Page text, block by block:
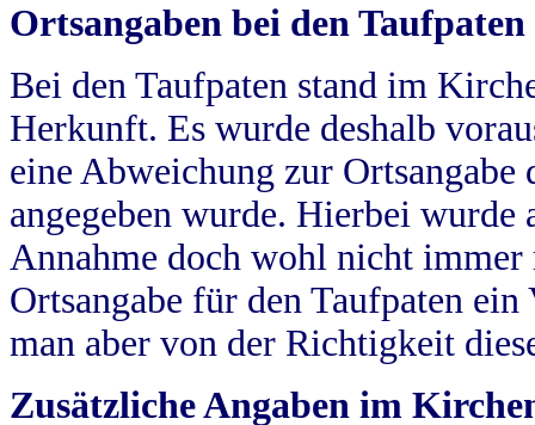
Ortsangaben bei den Taufpaten
Bei den Taufpaten stand im
Herkunft. Es wurde deshalb
eine Abweichung zur
angegeben wurde. Hierbei wurde
Annahme doch wohl nicht
Ortsangabe für den Taufpaten
man aber von der Richtigkeit
Zusätzliche Angaben im